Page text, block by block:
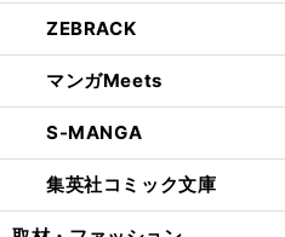
ZEBRACK
マンガMeets
S-MANGA
集英社コミック文庫